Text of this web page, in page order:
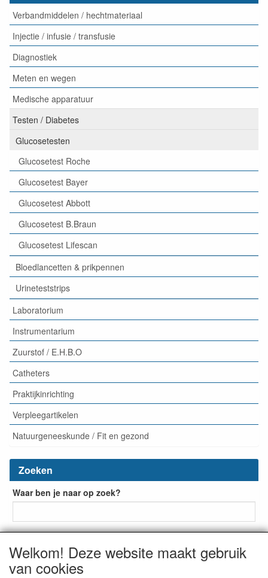
Welkom! Deze website maakt gebruik
van cookies
Verbandmiddelen / hechtmateriaal
Injectie / infusie / transfusie
Diagnostiek
Meten en wegen
Medische apparatuur
Testen / Diabetes
Glucosetesten
Glucosetest Roche
Glucosetest Bayer
Glucosetest Abbott
Glucosetest B.Braun
Glucosetest Lifescan
Bloedlancetten & prikpennen
Urineteststrips
Laboratorium
Instrumentarium
Zuurstof / E.H.B.O
Catheters
Praktijkinrichting
Verpleegartikelen
Natuurgeneeskunde / Fit en gezond
Zoeken
Waar ben je naar op zoek?